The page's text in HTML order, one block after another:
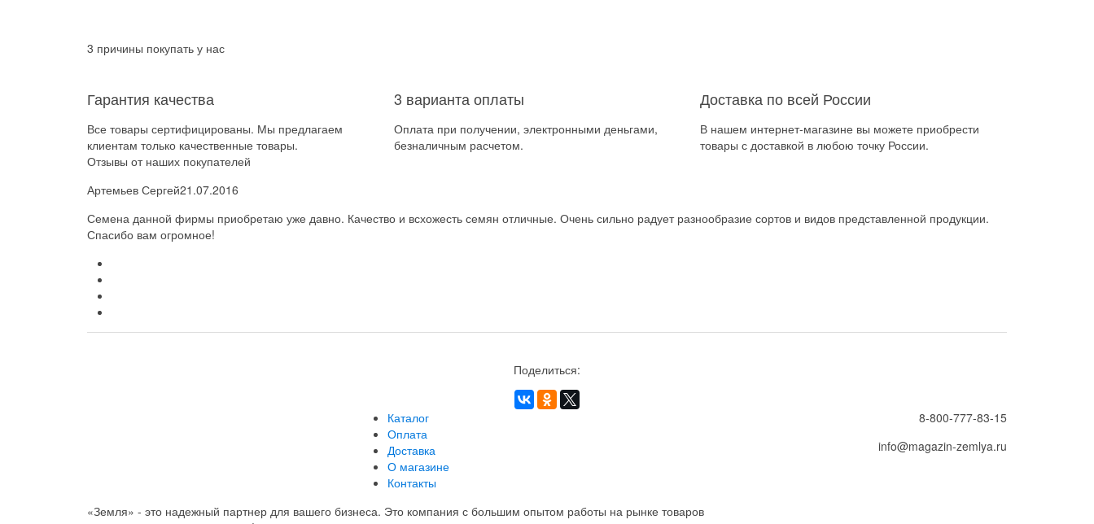
3 причины покупать у нас
Гарантия качества
Все товары сертифицированы. Мы предлагаем
клиентам только качественные товары.
3 варианта оплаты
Оплата при получении, электронными деньгами,
безналичным расчетом.
Доставка по всей России
В нашем интернет-магазине вы можете приобрести
товары с доставкой в любою точку России.
Отзывы от наших покупателей
Артемьев Сергей21.07.2016
Семена данной фирмы приобретаю уже давно. Качество и всхожесть семян отличные. Очень сильно радует разнообразие сортов и видов представленной продукции.
Спасибо вам огромное!
Поделиться:
Каталог
Оплата
Доставка
О магазине
Контакты
8-800-777-83-15
info@magazin-zemlya.ru
«Земля» - это надежный партнер для вашего бизнеса. Это компания с большим опытом работы на рынке товаров